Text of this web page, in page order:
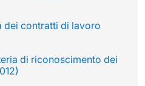
dei contratti di lavoro
di riconoscimento dei